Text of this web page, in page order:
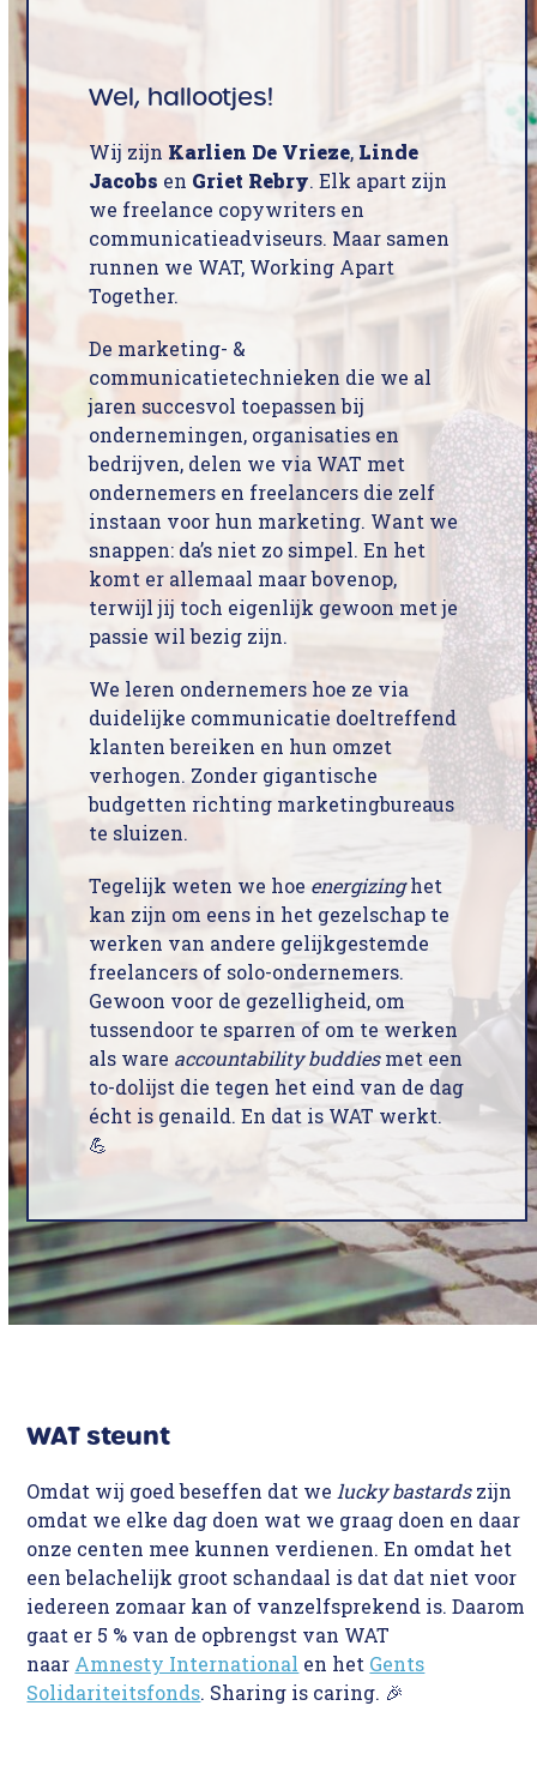
Wel, hallootjes!
Wij zijn Karlien De Vrieze, Linde
Jacobs en Griet Rebry. Elk apart zijn
we freelance copywriters en
communicatieadviseurs. Maar samen
runnen we WAT, Working Apart
Together.
De marketing- &
communicatietechnieken die we al
jaren succesvol toepassen bij
ondernemingen, organisaties en
bedrijven, delen we via WAT met
ondernemers en freelancers die zelf
instaan voor hun marketing. Want we
snappen: da’s niet zo simpel. En het
komt er allemaal maar bovenop,
terwijl jij toch eigenlijk gewoon met je
passie wil bezig zijn.
We leren ondernemers hoe ze via
duidelijke communicatie doeltreffend
klanten bereiken en hun omzet
verhogen. Zonder gigantische
budgetten richting marketingbureaus
te sluizen.
Tegelijk weten we hoe energizinghet
kan zijn om eens in het gezelschap te
werken van andere gelijkgestemde
freelancers of solo-ondernemers.
Gewoon voor de gezelligheid, om
tussendoor te sparren of om te werken
als ware accountability buddiesmet een
to-dolijst die tegen het eind van de dag
écht is genaild. En dat is WAT werkt.
💪
WAT steunt
Omdat wij goed beseffen dat we lucky bastardszijn
omdat we elke dag doen wat we graag doen en daar
onze centen mee kunnen verdienen. En omdat het
een belachelijk groot schandaal is dat dat niet voor
iedereen zomaar kan of vanzelfsprekend is. Daarom
gaat er 5 % van de opbrengst van WAT
naar Amnesty International en het Gents
Solidariteitsfonds. Sharing is caring. 🎉